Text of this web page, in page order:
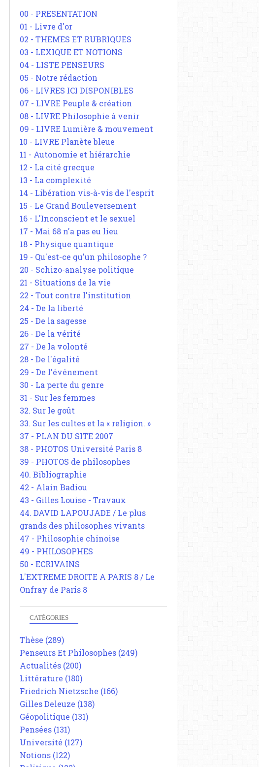
00 - PRESENTATION
01 - Livre d'or
02 - THEMES ET RUBRIQUES
03 - LEXIQUE ET NOTIONS
04 - LISTE PENSEURS
05 - Notre rédaction
06 - LIVRES ICI DISPONIBLES
07 - LIVRE Peuple & création
08 - LIVRE Philosophie à venir
09 - LIVRE Lumière & mouvement
10 - LIVRE Planète bleue
11 - Autonomie et hiérarchie
12 - La cité grecque
13 - La complexité
14 - Libération vis-à-vis de l'esprit
15 - Le Grand Bouleversement
16 - L'Inconscient et le sexuel
17 - Mai 68 n'a pas eu lieu
18 - Physique quantique
19 - Qu'est-ce qu'un philosophe ?
20 - Schizo-analyse politique
21 - Situations de la vie
22 - Tout contre l'institution
24 - De la liberté
25 - De la sagesse
26 - De la vérité
27 - De la volonté
28 - De l'égalité
29 - De l'événement
30 - La perte du genre
31 - Sur les femmes
32. Sur le goût
33. Sur les cultes et la « religion. »
37 - PLAN DU SITE 2007
38 - PHOTOS Université Paris 8
39 - PHOTOS de philosophes
40. Bibliographie
42 - Alain Badiou
43 - Gilles Louise - Travaux
44. DAVID LAPOUJADE / Le plus
grands des philosophes vivants
47 - Philosophie chinoise
49 - PHILOSOPHES
50 - ECRIVAINS
L'EXTREME DROITE A PARIS 8 / Le
Onfray de Paris 8
CATÉGORIES
Thèse (289)
Penseurs Et Philosophes (249)
Actualités (200)
Littérature (180)
Friedrich Nietzsche (166)
Gilles Deleuze (138)
Géopolitique (131)
Pensées (131)
Université (127)
Notions (122)